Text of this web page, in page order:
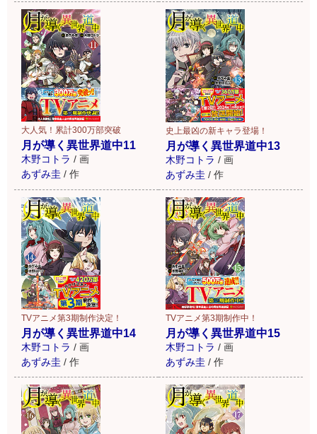
大人気！累計300万部突破
月が導く異世界道中11
木野コトラ / 画
あずみ圭 / 作
史上最凶の新キャラ登場！
月が導く異世界道中13
木野コトラ / 画
あずみ圭 / 作
TVアニメ第3期制作決定！
月が導く異世界道中14
木野コトラ / 画
あずみ圭 / 作
TVアニメ第3期制作中！
月が導く異世界道中15
木野コトラ / 画
あずみ圭 / 作